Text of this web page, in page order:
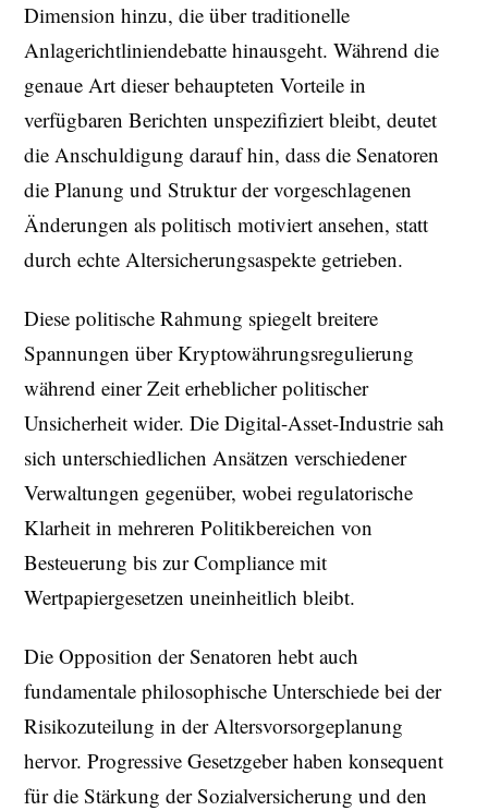
Dimension hinzu, die über traditionelle
Anlagerichtliniendebatte hinausgeht. Während die
genaue Art dieser behaupteten Vorteile in
verfügbaren Berichten unspezifiziert bleibt, deutet
die Anschuldigung darauf hin, dass die Senatoren
die Planung und Struktur der vorgeschlagenen
Änderungen als politisch motiviert ansehen, statt
durch echte Altersicherungsaspekte getrieben.
Diese politische Rahmung spiegelt breitere
Spannungen über Kryptowährungsregulierung
während einer Zeit erheblicher politischer
Unsicherheit wider. Die Digital-Asset-Industrie sah
sich unterschiedlichen Ansätzen verschiedener
Verwaltungen gegenüber, wobei regulatorische
Klarheit in mehreren Politikbereichen von
Besteuerung bis zur Compliance mit
Wertpapiergesetzen uneinheitlich bleibt.
Die Opposition der Senatoren hebt auch
fundamentale philosophische Unterschiede bei der
Risikozuteilung in der Altersvorsorgeplanung
hervor. Progressive Gesetzgeber haben konsequent
für die Stärkung der Sozialversicherung und den